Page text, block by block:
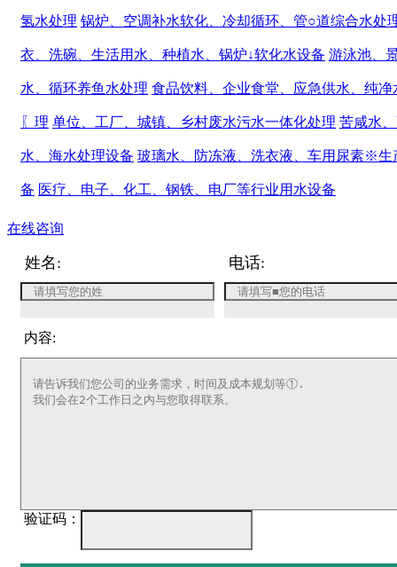
氢水处理 锅炉、空调补水软化、冷却循环、管○道综合水处
衣、洗碗、生活用水、种植水、锅炉↓软化水设备 游泳池、
水、循环养鱼水处理 食品饮料、企业食堂、应急供水、纯净
〖理 单位、工厂、城镇、乡村废水污水一体化处理 苦咸水
水、海水处理设备 玻璃水、防冻液、洗衣液、车用尿素※生
备 医疗、电子、化工、钢铁、电厂等行业用水设备
在线咨询
姓名: 电话:
内容:
验证码：